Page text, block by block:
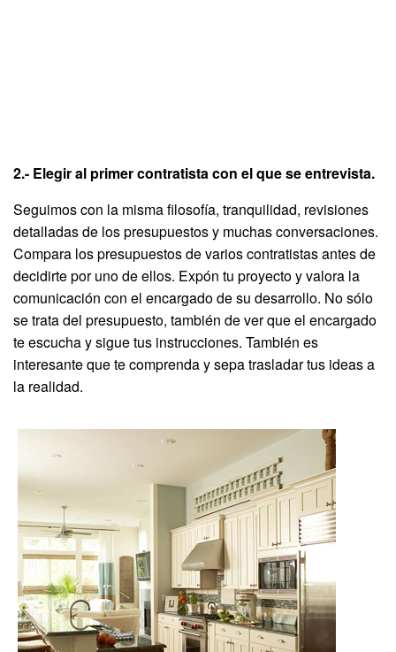
2.- Elegir al primer contratista con el que se entrevista.
Seguimos con la misma filosofía, tranquilidad, revisiones
detalladas de los presupuestos y muchas conversaciones.
Compara los presupuestos de varios contratistas antes de
decidirte por uno de ellos. Expón tu proyecto y valora la
comunicación con el encargado de su desarrollo. No sólo
se trata del presupuesto, también de ver que el encargado
te escucha y sigue tus instrucciones. También es
interesante que te comprenda y sepa trasladar tus ideas a
la realidad.